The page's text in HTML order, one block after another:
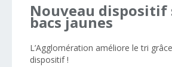
Nouveau dispositif
bacs jaunes
L’Agglomération améliore le tri
dispositif !